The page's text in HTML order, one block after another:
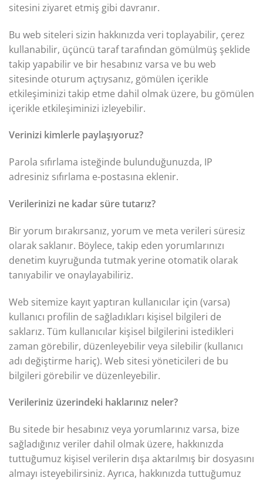
sitesini ziyaret etmiş gibi davranır.
Bu web siteleri sizin hakkınızda veri toplayabilir, çerez
kullanabilir, üçüncü taraf tarafından gömülmüş şeklide
takip yapabilir ve bir hesabınız varsa ve bu web
sitesinde oturum açtıysanız, gömülen içerikle
etkileşiminizi takip etme dahil olmak üzere, bu gömülen
içerikle etkileşiminizi izleyebilir.
Verinizi kimlerle paylaşıyoruz?
Parola sıfırlama isteğinde bulunduğunuzda, IP
adresiniz sıfırlama e-postasına eklenir.
Verilerinizi ne kadar süre tutarız?
Bir yorum bırakırsanız, yorum ve meta verileri süresiz
olarak saklanır. Böylece, takip eden yorumlarınızı
denetim kuyruğunda tutmak yerine otomatik olarak
tanıyabilir ve onaylayabiliriz.
Web sitemize kayıt yaptıran kullanıcılar için (varsa)
kullanıcı profilin de sağladıkları kişisel bilgileri de
saklarız. Tüm kullanıcılar kişisel bilgilerini istedikleri
zaman görebilir, düzenleyebilir veya silebilir (kullanıcı
adı değiştirme hariç). Web sitesi yöneticileri de bu
bilgileri görebilir ve düzenleyebilir.
Verileriniz üzerindeki haklarınız neler?
Bu sitede bir hesabınız veya yorumlarınız varsa, bize
sağladığınız veriler dahil olmak üzere, hakkınızda
tuttuğumuz kişisel verilerin dışa aktarılmış bir dosyasını
almayı isteyebilirsiniz. Ayrıca, hakkınızda tuttuğumuz